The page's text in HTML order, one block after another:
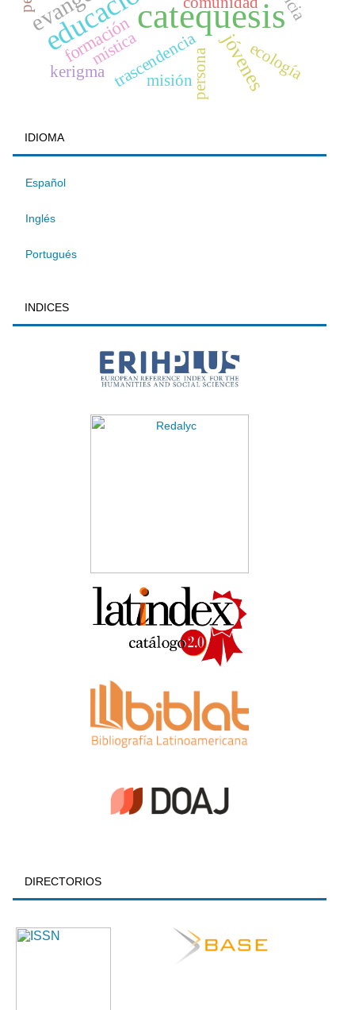
catequesis
jóvenes
formacióntrascendencia
mística ecología
persona
kerigma misión
IDIOMA
Español
Inglés
Portugués
INDICES
DIRECTORIOS